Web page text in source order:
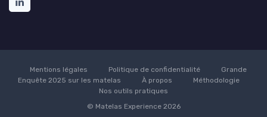
Mentions légales Politique de confidentialité
Grande
Enquête 2025 sur les matelas
À propos
Méthodologie
Nos outils pratiques
© Matelas Experience 2026